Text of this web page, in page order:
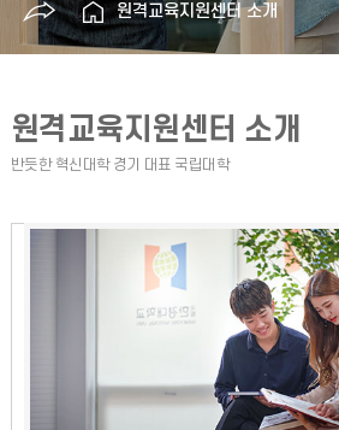
원격교육지원센터 소개
원격교육지원센터 소개